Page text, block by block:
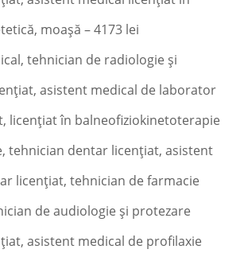
moaşă – 4173 lei
tehnician de radiologie şi
asistent medical de laborator
licenţiat în balneofiziokinetoterapie
tehnician dentar licenţiat, asistent
licenţiat, tehnician de farmacie
de audiologie şi protezare
asistent medical de profilaxie